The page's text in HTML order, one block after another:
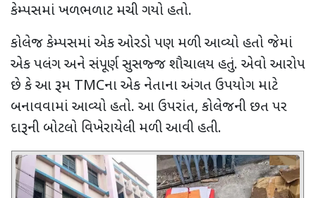
કેમ્પસમાં ખળભળાટ મચી ગયો હતો.
કોલેજ કેમ્પસમાં એક ઓરડો પણ મળી આવ્યો હતો જેમાં
એક પલંગ અને સંપૂર્ણ સુસજ્જ શૌચાલય હતું. એવો આરોપ
છે કે આ રૂમ TMCના એક નેતાના અંગત ઉપયોગ માટે
બનાવવામાં આવ્યો હતો. આ ઉપરાંત, કોલેજની છત પર
દારૂની બોટલો વિખેરાયેલી મળી આવી હતી.